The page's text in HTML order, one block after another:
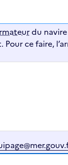
du
ce faire,